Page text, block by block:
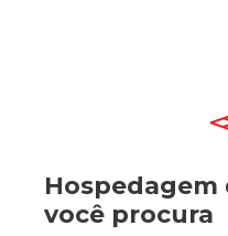
você procura